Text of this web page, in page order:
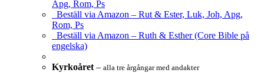
Apg, Rom, Ps
Beställ via Amazon – Rut & Ester, Luk, Joh, Apg,
Rom, Ps
Beställ via Amazon – Ruth & Esther (Core Bible på
engelska)
Kyrkoåret – alla tre årgångar med andakter